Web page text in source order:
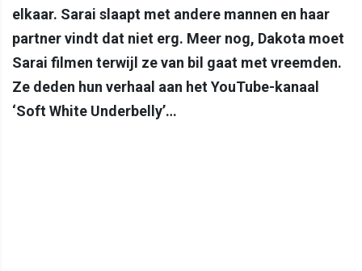
elkaar. Sarai slaapt met andere mannen en haar
partner vindt dat niet erg. Meer nog, Dakota moet
Sarai filmen terwijl ze van bil gaat met vreemden.
Ze deden hun verhaal aan het YouTube-kanaal
‘Soft White Underbelly’…